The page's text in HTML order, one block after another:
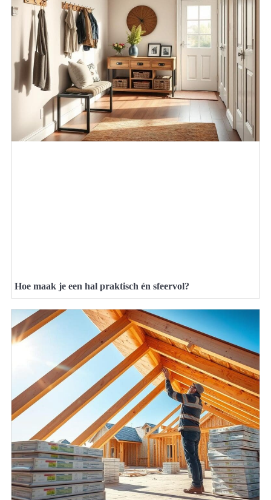
Hoe maak je een hal praktisch én sfeervol?